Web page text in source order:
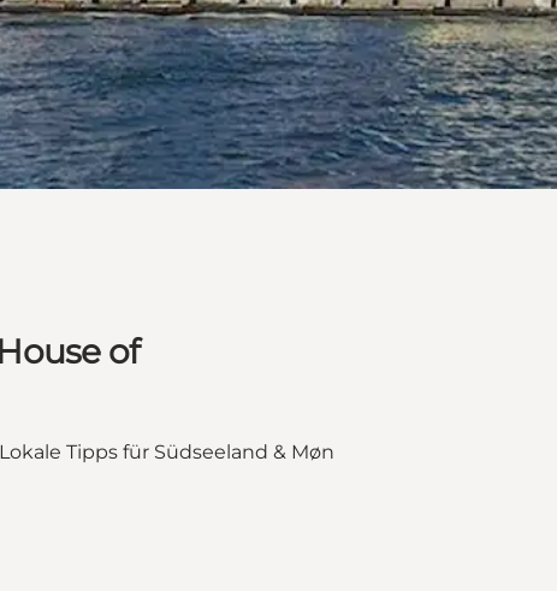
of
Tipps für Südseeland & Møn
of Møn"
of Møn on_map